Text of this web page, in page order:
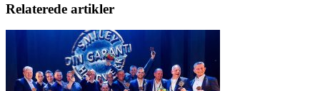
Relaterede artikler